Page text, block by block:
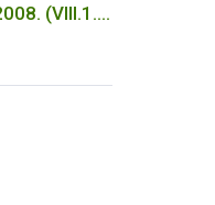
(VIII.1.)